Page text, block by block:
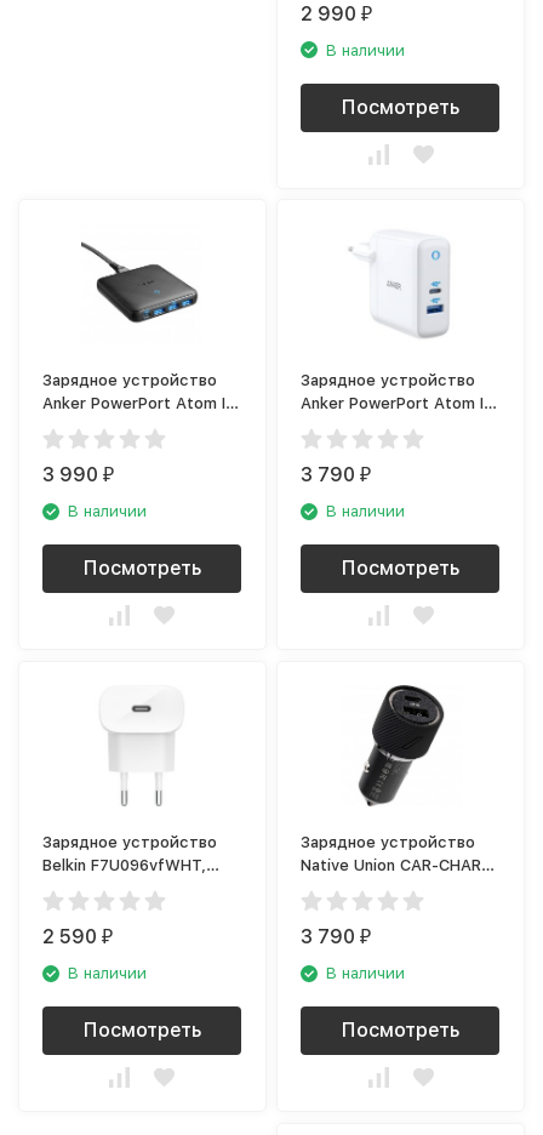
2 990₽
В наличии
Посмотреть
Зарядное устройство
Anker PowerPort Atom III
Slim A2045 (USB-C, USB-
A), чёрный
3 990₽
В наличии
Посмотреть
Зарядное устройство
Anker PowerPort Atom III
A2322 (USB-C, USB-A),
белый
3 790₽
В наличии
Посмотреть
Зарядное устройство
Belkin F7U096vfWHT,
белый (USB-C, PD)
2 590₽
В наличии
Посмотреть
Зарядное устройство
Native Union CAR-CHAR-
PD-GRY (USB Type-C),
чёрный
3 790₽
В наличии
Посмотреть